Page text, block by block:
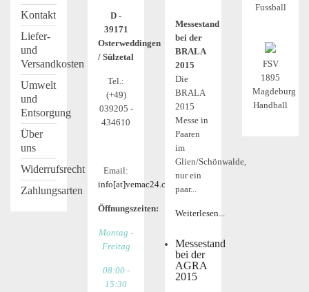
Kontakt
Liefer-
und
Versandkosten
Umwelt
und
Entsorgung
Über
uns
Widerrufsrecht
Zahlungsarten
D -
39171
Osterweddingen
/ Sülzetal
Tel.:
(+49)
039205 -
434610
Email:
info[at]vemac24.com
Öffnungszeiten:
Montag -
Freitag
08:00 -
15:30
Messestand
bei der
BRALA
2015
Die
BRALA
2015
Messe in
Paaren
im
Glien/Schönwalde,
nur ein
paar...
Weiterlesen...
Messestand
bei der
AGRA
2015
Fussball
FSV
1895
Magdeburg
Handball